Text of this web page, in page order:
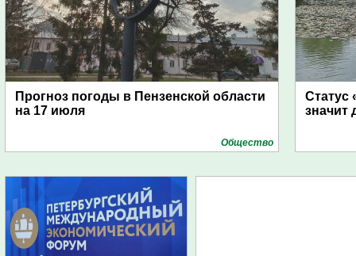
Прогноз погоды в Пензенской области
на 17 июля
Общество
Статус
значит